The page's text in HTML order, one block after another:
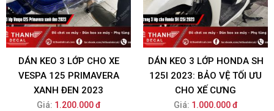
DÁN KEO 3 LỚP CHO XE
VESPA 125 PRIMAVERA
XANH ĐEN 2023
Giá: 1.200.000 đ
DÁN KEO 3 LỚP HONDA SH
125I 2023: BẢO VỆ TỐI ƯU
CHO XẾ CƯNG
Giá: 1.000.000 đ